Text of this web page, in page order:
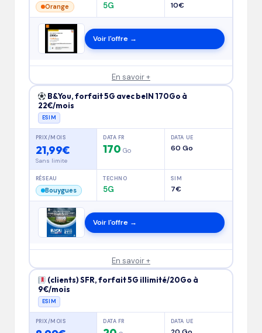
Orange 5G 10€
Voir l'offre →
En savoir +
B&You, forfait 5G avec beIN 170Go à
22€/mois
ESIM
PRIX/MOIS
21,99€
Sans limite
DATA FR
170 Go
DATA UE
60 Go
RÉSEAU
Bouygues
TECHNO
5G
SIM
7€
Voir l'offre →
En savoir +
(clients) SFR, forfait 5G illimité/20Go à
9€/mois
ESIM
PRIX/MOIS DATA FR DATA UE